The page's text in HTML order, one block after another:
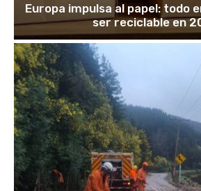
Europa impulsa al papel: todo
ser reciclable en